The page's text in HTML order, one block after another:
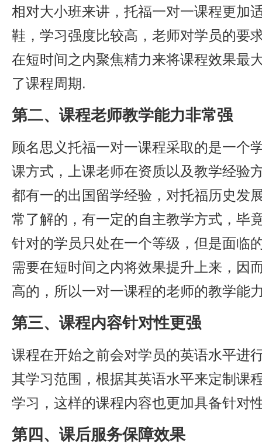
相对大小班来讲，托福一对一课程更加
鞋，学习强度比较高，老师对学员的要
在短时间之内聚焦精力来将课程效果最
了课程周期.
第二、课程老师教学能力非常强
顾名思义托福一对一课程采取的是一个
课方式，上课老师在资质以及教学经验
都有一的出国留学经验，对托福历史发
常了解的，有一定的自主教学方式，毕
针对的学员只处在一个等级，但是面临
需要在短时间之内将效果提升上来，因
高的，所以一对一课程的老师的教学能
第三、课程内容针对性更强
课程在开始之前会对学员的英语水平进
其学习范围，根据其英语水平来定制课
学习，这样的课程内容也更加具备针对
第四、课后服务保障效果